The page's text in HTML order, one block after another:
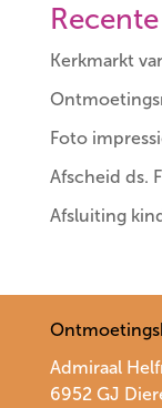
Kerkmarkt
Foto
Afscheid ds.
Afsluiting
Admiraal
6952 GJ